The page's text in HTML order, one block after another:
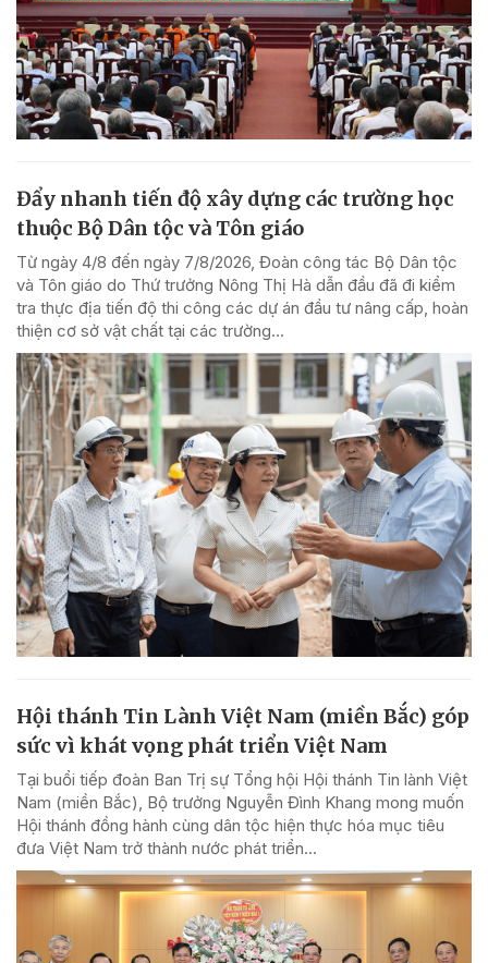
Đẩy nhanh tiến độ xây dựng các trường học
thuộc Bộ Dân tộc và Tôn giáo
Từ ngày 4/8 đến ngày 7/8/2026, Đoàn công tác Bộ Dân tộc
và Tôn giáo do Thứ trưởng Nông Thị Hà dẫn đầu đã đi kiểm
tra thực địa tiến độ thi công các dự án đầu tư nâng cấp, hoàn
thiện cơ sở vật chất tại các trường...
Hội thánh Tin Lành Việt Nam (miền Bắc) góp
sức vì khát vọng phát triển Việt Nam
Tại buổi tiếp đoàn Ban Trị sự Tổng hội Hội thánh Tin lành Việt
Nam (miền Bắc), Bộ trưởng Nguyễn Đình Khang mong muốn
Hội thánh đồng hành cùng dân tộc hiện thực hóa mục tiêu
đưa Việt Nam trở thành nước phát triển...